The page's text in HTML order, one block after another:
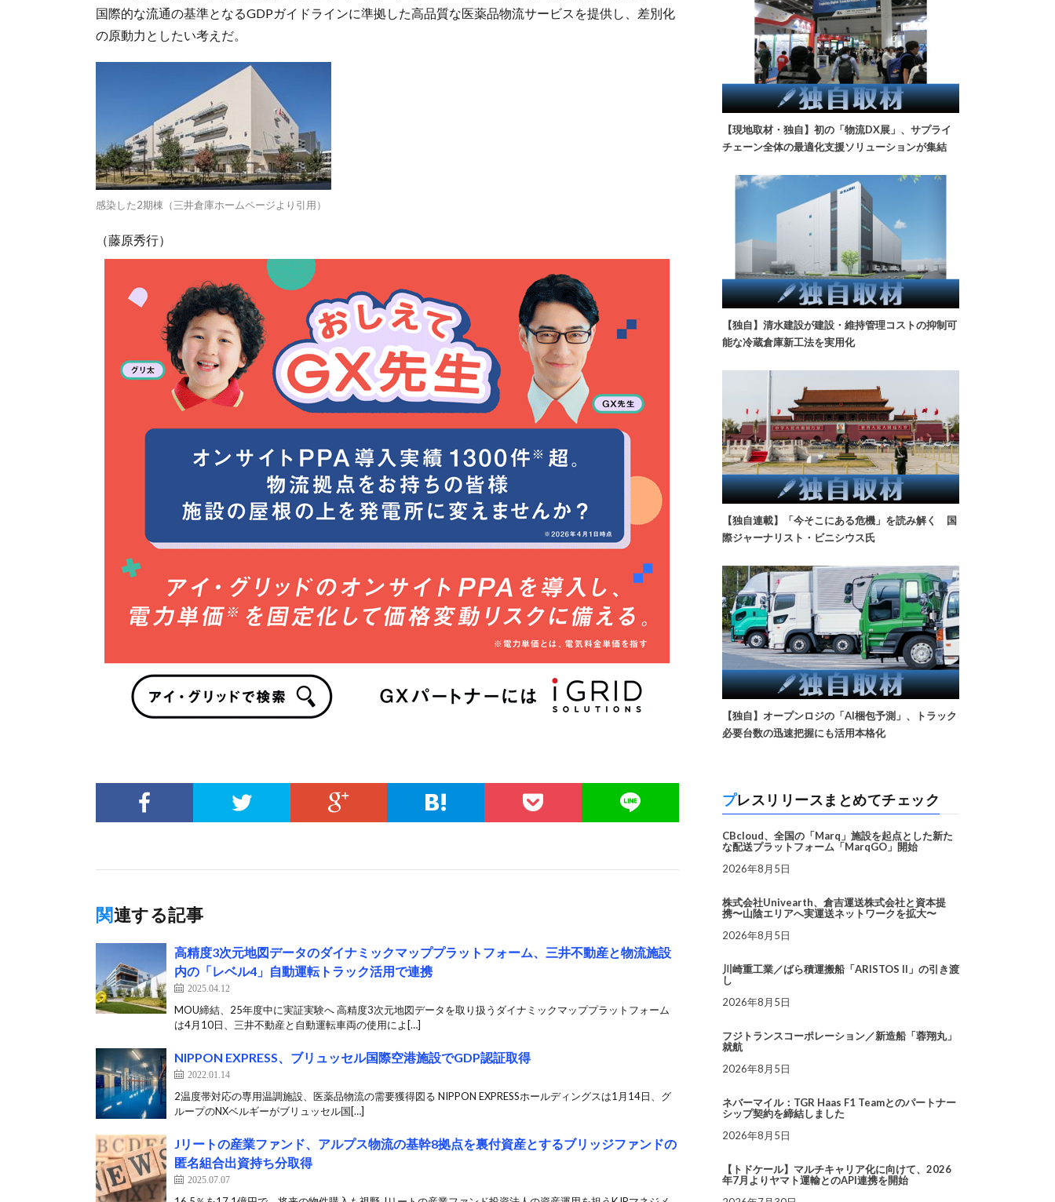
国際的な流通の基準となるGDPガイドラインに準拠した高品質な医薬品物流サービスを提供し、差別化
の原動力としたい考えだ。
感染した2期棟（三井倉庫ホームページより引用）
（藤原秀行）
関連する記事
高精度3次元地図データのダイナミックマッププラットフォーム、三井不動産と物流施設
内の「レベル4」自動運転トラック活用で連携
2025.04.12
MOU締結、25年度中に実証実験へ 高精度3次元地図データを取り扱うダイナミックマッププラットフォーム
は4月10日、三井不動産と自動運転車両の使用によ[…]
NIPPON EXPRESS、ブリュッセル国際空港施設でGDP認証取得
2022.01.14
2温度帯対応の専用温調施設、医薬品物流の需要獲得図る NIPPON EXPRESSホールディングスは1月14日、グ
ループのNXベルギーがブリュッセル国[…]
Jリートの産業ファンド、アルプス物流の基幹8拠点を裏付資産とするブリッジファンドの
匿名組合出資持ち分取得
2025.07.07
【現地取材・独自】初の「物流DX展」、サプライ
チェーン全体の最適化支援ソリューションが集結
【独自】清水建設が建設・維持管理コストの抑制可
能な冷蔵倉庫新工法を実用化
【独自連載】「今そこにある危機」を読み解く 国
際ジャーナリスト・ビニシウス氏
【独自】オープンロジの「AI梱包予測」、トラック
必要台数の迅速把握にも活用本格化
プレスリリースまとめてチェック
CBcloud、全国の「Marq」施設を起点とした新た
な配送プラットフォーム「MarqGO」開始
2026年8月5日
株式会社Univearth、倉吉運送株式会社と資本提
携〜山陰エリアへ実運送ネットワークを拡大〜
2026年8月5日
川崎重工業／ばら積運搬船「ARISTOS II」の引き渡
し
2026年8月5日
フジトランスコーポレーション／新造船「蓉翔丸」
就航
2026年8月5日
ネバーマイル：TGR Haas F1 Teamとのパートナー
シップ契約を締結しました
2026年8月5日
【トドケール】マルチキャリア化に向けて、2026
年7月よりヤマト運輸とのAPI連携を開始